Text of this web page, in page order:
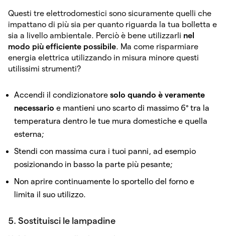
Questi tre elettrodomestici sono sicuramente quelli che
impattano di più sia per quanto riguarda la tua bolletta e
sia a livello ambientale. Perciò è bene utilizzarli nel
modo più efficiente possibile. Ma come risparmiare
energia elettrica utilizzando in misura minore questi
utilissimi strumenti?
Accendi il condizionatore solo quando è veramente
necessario e mantieni uno scarto di massimo 6° tra la
temperatura dentro le tue mura domestiche e quella
esterna;
Stendi con massima cura i tuoi panni, ad esempio
posizionando in basso la parte più pesante;
Non aprire continuamente lo sportello del forno e
limita il suo utilizzo.
5. Sostituisci le lampadine